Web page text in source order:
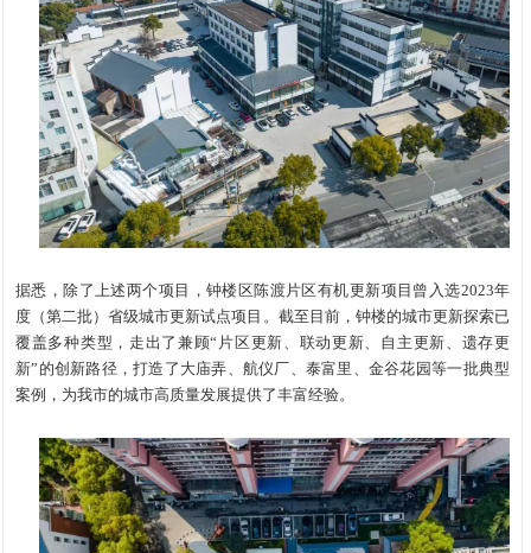
据悉，除了上述两个项目，钟楼区陈渡片区有机更新项目曾入选2023年
度（第二批）省级城市更新试点项目。截至目前，钟楼的城市更新探索已
覆盖多种类型，走出了兼顾“片区更新、联动更新、自主更新、遗存更
新”的创新路径，打造了大庙弄、航仪厂、泰富里、金谷花园等一批典型
案例，为我市的城市高质量发展提供了丰富经验。